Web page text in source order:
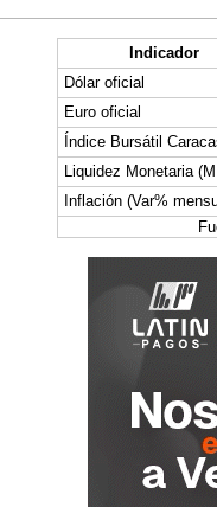
Indicador
Dólar oficial
Euro oficial
Índice Bursátil
Liquidez Monetaria
Inflación (Var%